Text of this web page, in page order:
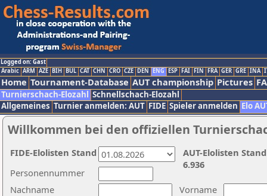
Logged on: Gast
Arabic ARM AZE BIH BUL CAT CHN CRO CZE DEN ENG ESP FAI FIN FRA GER GRE INA
Home Tournament-Database AUT championship Pictures
Turnierschach-Elozahl Schnellschach-Elozahl
Allgemeines Turnier anmelden: AUT FIDE Spieler anmelden Elo
Willkommen bei den offiziellen
Nachname
Vorname
Personennummer
AUT-Elolisten
6.936
FIDE-Elolisten Stand